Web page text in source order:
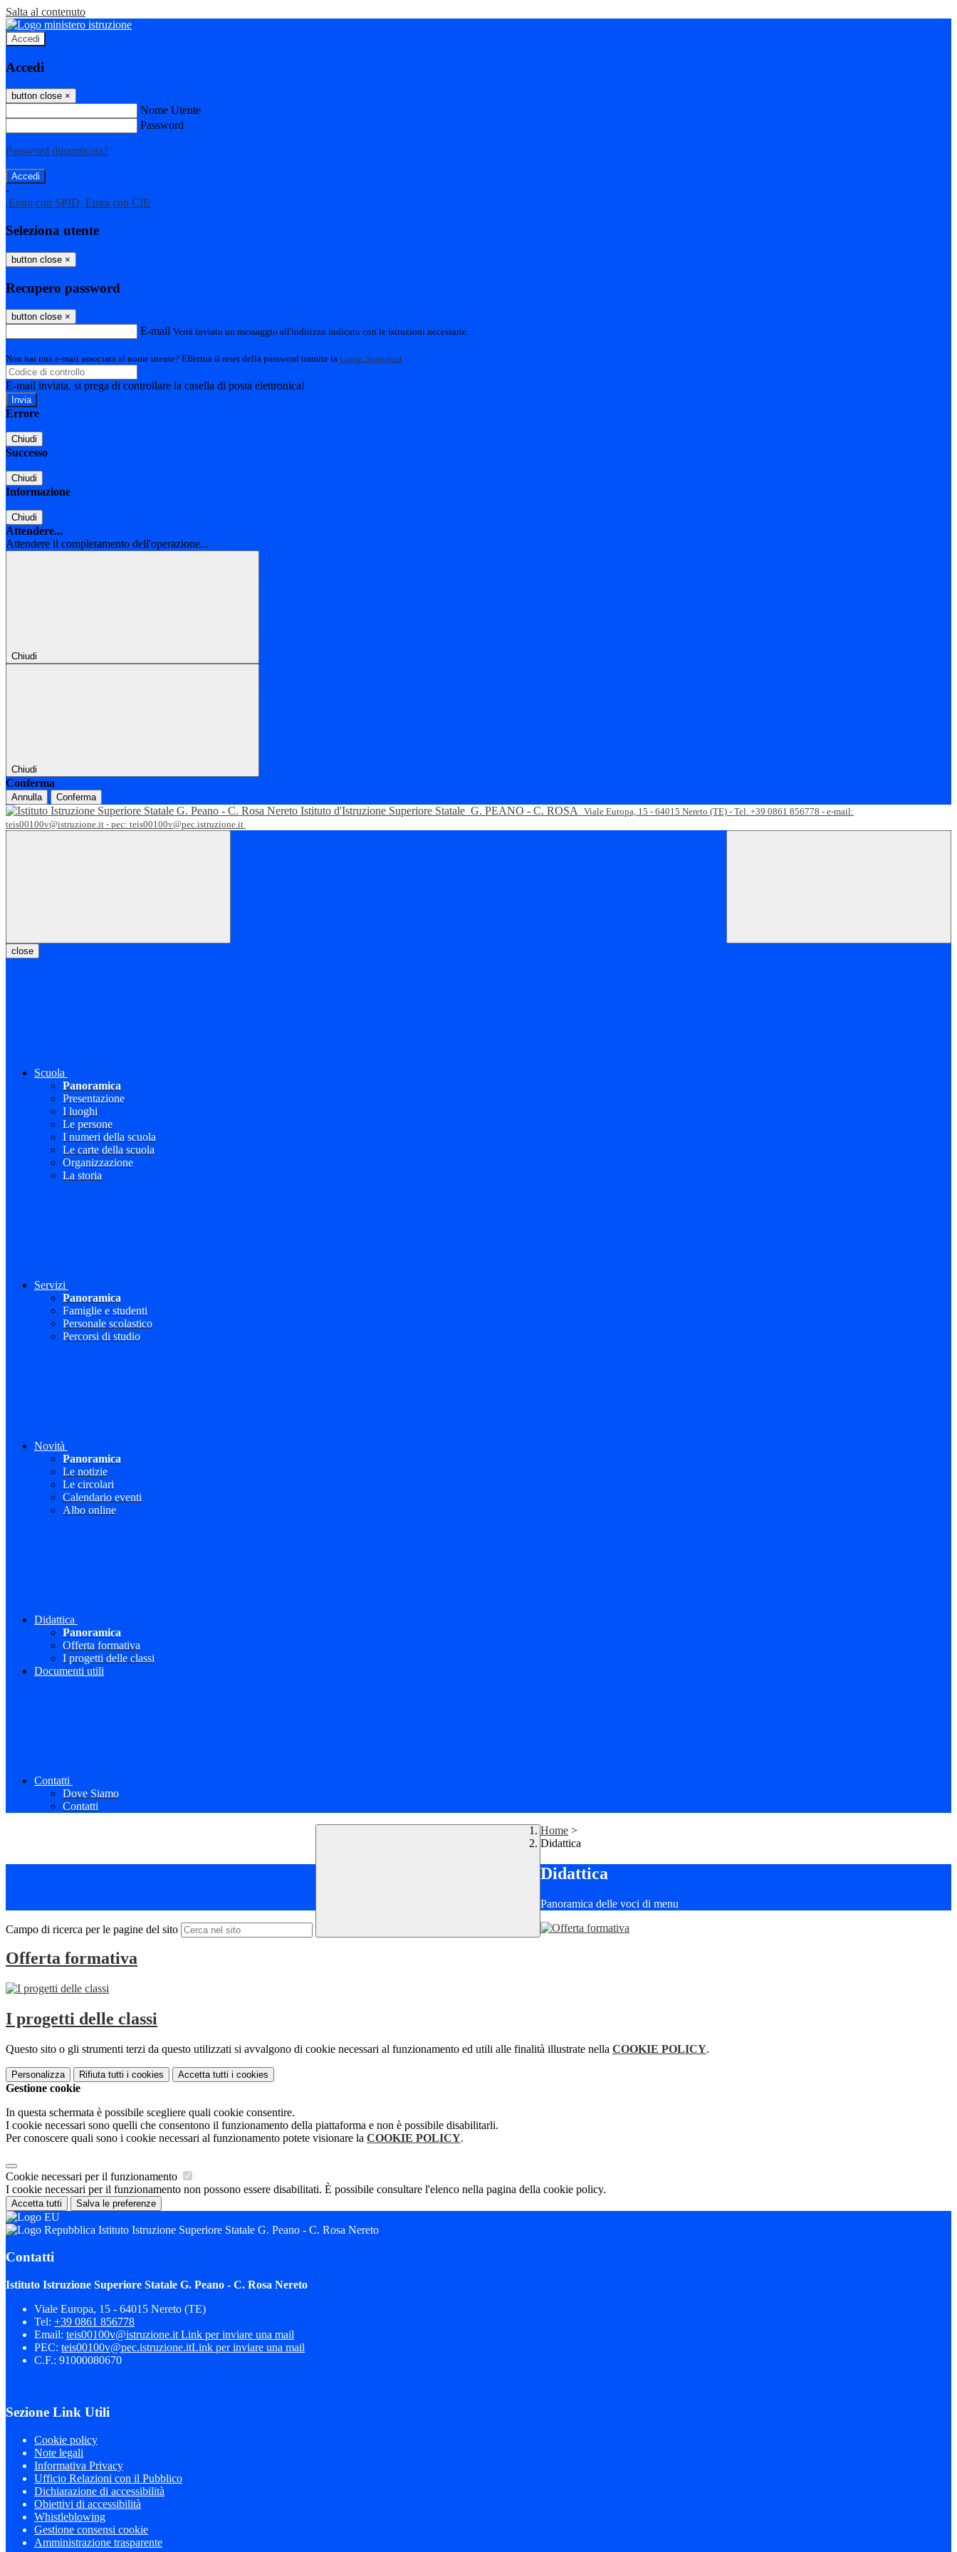
Salta al contenuto
Accedi
Accedi
button close ×
Nome Utente
Password
Password dimenticata?
-
Entra con SPID Entra con CIE
Seleziona utente
button close ×
Recupero password
button close ×
E-mail Verrà inviato un messaggio all'indirizzo indicato con le istruzioni necessarie.
Non hai una e-mail associata al nome utente? Effettua il reset della password tramite la Login Spaggiari
E-mail inviata, si prega di controllare la casella di posta elettronica!
Errore
Chiudi
Successo
Chiudi
Informazione
Chiudi
Attendere...
Attendere il completamento dell'operazione...
Chiudi
Chiudi
Conferma
Annulla Conferma
Istituto d'Istruzione Superiore Statale G. PEANO - C. ROSA
Viale Europa, 15 - 64015 Nereto (TE) - Tel. +39 0861 856778 - e-mail:
teis00100v@istruzione.it - pec: teis00100v@pec.istruzione.it
close
Scuola
Panoramica
Presentazione
I luoghi
Le persone
I numeri della scuola
Le carte della scuola
Organizzazione
La storia
Servizi
Panoramica
Famiglie e studenti
Personale scolastico
Percorsi di studio
Novità
Panoramica
Le notizie
Le circolari
Calendario eventi
Albo online
Didattica
Panoramica
Offerta formativa
I progetti delle classi
Documenti utili
Contatti
Dove Siamo
Contatti
Campo di ricerca per le pagine del sito
Home >
Didattica
Didattica
Panoramica delle voci di menu
Offerta formativa
I progetti delle classi
Questo sito o gli strumenti terzi da questo utilizzati si avvalgono di cookie necessari al funzionamento ed utili alle finalità illustrate nella COOKIE POLICY.
Personalizza Rifiuta tutti i cookies Accetta tutti i cookies
Gestione cookie
In questa schermata è possibile scegliere quali cookie consentire.
I cookie necessari sono quelli che consentono il funzionamento della piattaforma e non è possibile disabilitarli.
Per conoscere quali sono i cookie necessari al funzionamento potete visionare la COOKIE POLICY.
Cookie necessari per il funzionamento
I cookie necessari per il funzionamento non possono essere disabilitati. È possibile consultare l'elenco nella pagina della cookie policy.
Accetta tutti Salva le preferenze
Istituto Istruzione Superiore Statale G. Peano - C. Rosa Nereto
Contatti
Istituto Istruzione Superiore Statale G. Peano - C. Rosa Nereto
Viale Europa, 15 - 64015 Nereto (TE)
Tel: +39 0861 856778
Email: teis00100v@istruzione.it Link per inviare una mail
PEC: teis00100v@pec.istruzione.itLink per inviare una mail
C.F.: 91000080670
Sezione Link Utili
Cookie policy
Note legali
Informativa Privacy
Ufficio Relazioni con il Pubblico
Dichiarazione di accessibilità
Obiettivi di accessibilità
Whistleblowing
Gestione consensi cookie
Amministrazione trasparente